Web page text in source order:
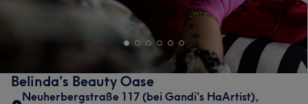
Belinda's Beauty Oase
Neuherbergstraße 117 (bei Gandi's HaArtist),